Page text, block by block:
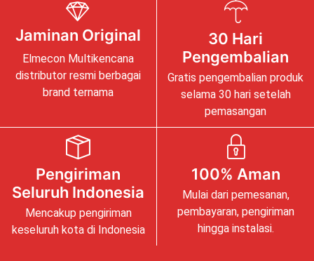
Jaminan Original
Elmecon Multikencana
distributor resmi berbagai
brand ternama
30 Hari
Pengembalian
Gratis pengembalian produk
selama 30 hari setelah
pemasangan
Pengiriman
Seluruh Indonesia
Mencakup pengiriman
keseluruh kota di Indonesia
100% Aman
Mulai dari pemesanan,
pembayaran, pengiriman
hingga instalasi.